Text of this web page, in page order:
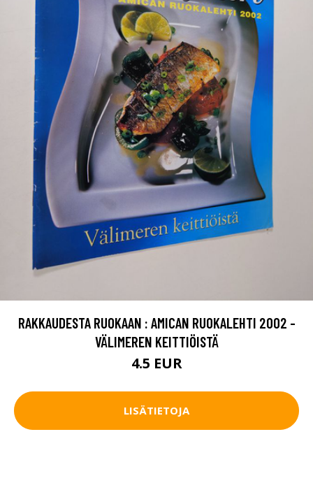
RAKKAUDESTA RUOKAAN : AMICAN RUOKALEHTI 2002 -
VÄLIMEREN KEITTIÖISTÄ
4.5 EUR
LISÄTIETOJA